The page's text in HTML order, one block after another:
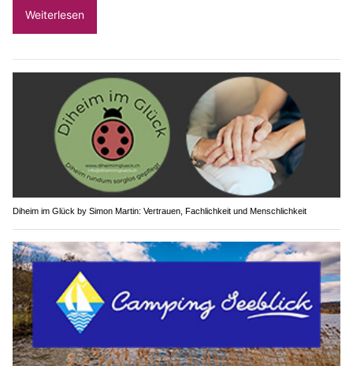
Weiterlesen
Diheim im Glück by Simon Martin: Vertrauen, Fachlichkeit und Menschlichkeit